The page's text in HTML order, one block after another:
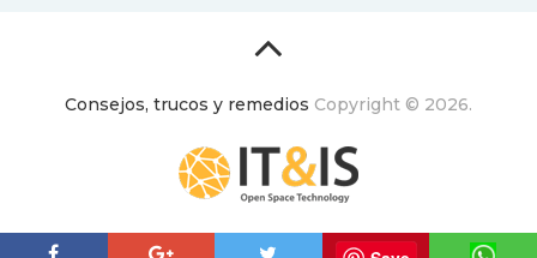
Consejos, trucos y remedios Copyright © 2026.
ItyIs Siglo XXI|Euroresidentes Principios generales